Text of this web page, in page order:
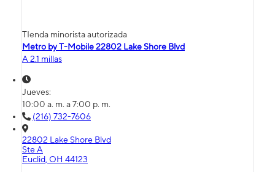
TIenda minorista autorizada
Metro by T-Mobile 22802 Lake Shore Blvd
A 2.1 millas
Jueves:
10:00 a. m. a 7:00 p. m.
(216) 732-7606
22802 Lake Shore Blvd
Ste A
Euclid, OH 44123